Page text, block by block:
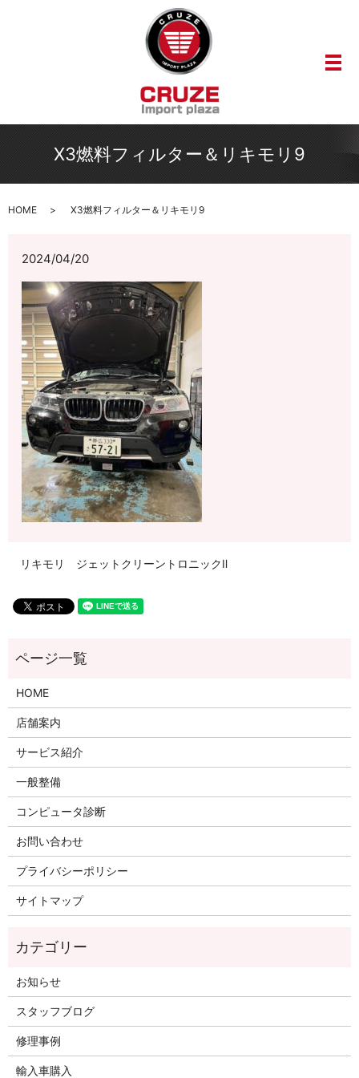
メ
X3燃料フィルター＆リキモリ9
HOME X3燃料フィルター＆リキモリ9
2024/04/20
リキモリ ジェットクリーントロニックⅡ
HOME
店舗案内
サービス紹介
一般整備
コンピュータ診断
お問い合わせ
プライバシーポリシー
サイトマップ
お知らせ
スタッフブログ
修理事例
輸入車購入